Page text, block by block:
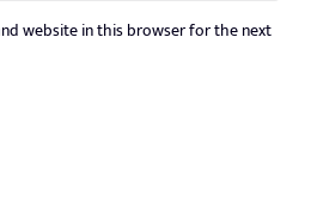
website in this browser for the next